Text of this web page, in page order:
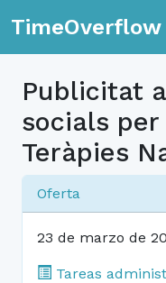
TimeOverflow
Publicitat
socials per
Teràpies
Oferta
23 de marzo de
Tareas